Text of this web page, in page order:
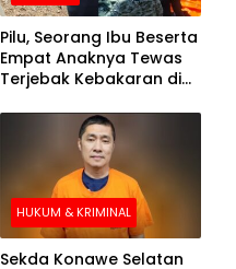
Pilu, Seorang Ibu Beserta
Empat Anaknya Tewas
Terjebak Kebakaran di
HUKUM & KRIMINAL
Sekda Konawe Selatan